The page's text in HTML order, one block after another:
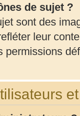
de sujet ?
sont des
leur
permissions